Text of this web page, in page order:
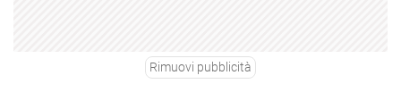
Rimuovi pubblicità